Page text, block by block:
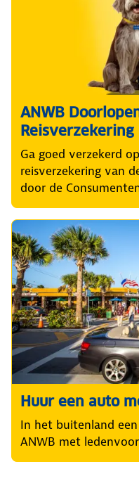
ANWB
Reisverzekering
Ga goed verzekerd
reisverzekering van
door de
Huur een auto
In het buitenland
ANWB met